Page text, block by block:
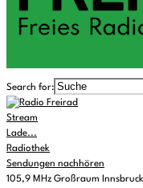
Search for:
Stream
Lade...
Radiothek
Sendungen nachhören
105,9 MHz Großraum Innsbruck